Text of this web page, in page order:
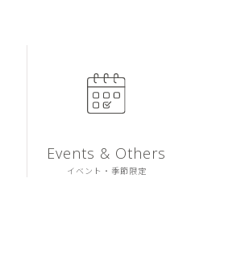
Events & Others
イベント・季節限定